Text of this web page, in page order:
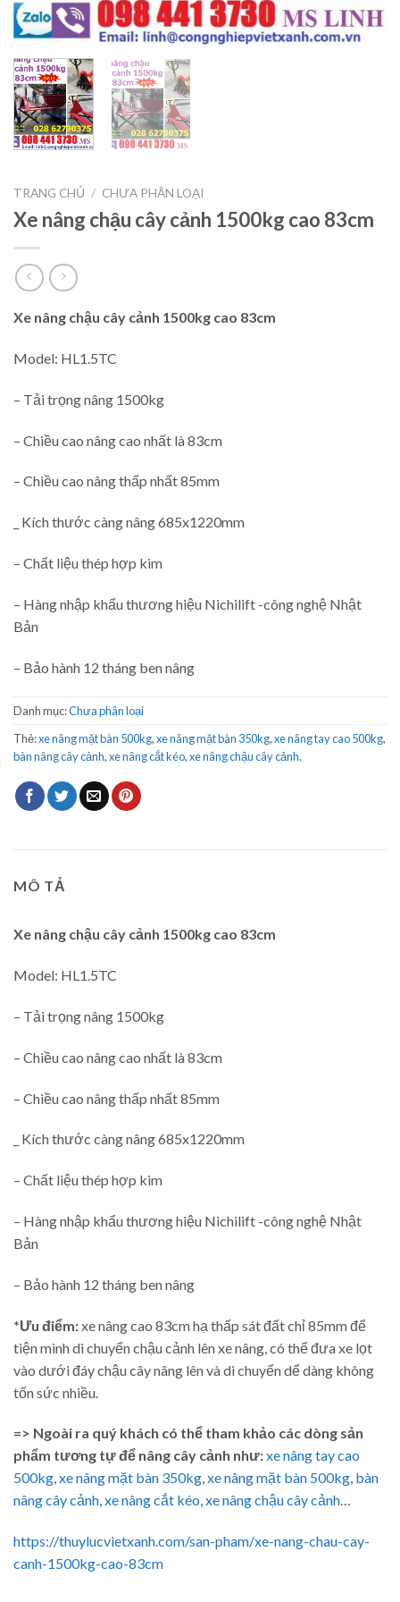
TRANG CHỦ / CHƯA PHÂN LOẠI
Xe nâng chậu cây cảnh 1500kg cao 83cm
Xe nâng chậu cây cảnh 1500kg cao 83cm
Model: HL1.5TC
– Tải trọng nâng 1500kg
– Chiều cao nâng cao nhất là 83cm
– Chiều cao nâng thấp nhất 85mm
_ Kích thước càng nâng 685x1220mm
– Chất liệu thép hợp kim
– Hàng nhập khẩu thương hiệu Nichilift -công nghệ Nhật
Bản
– Bảo hành 12 tháng ben nâng
Danh mục:Chưa phân loại
Thẻ:xe nâng mặt bàn 500kg,xe nâng mặt bàn 350kg,xe nâng tay cao 500kg,
bàn nâng cây cảnh,xe nâng cắt kéo,xe nâng chậu cây cảnh.
MÔ TẢ
Xe nâng chậu cây cảnh 1500kg cao 83cm
Model: HL1.5TC
– Tải trọng nâng 1500kg
– Chiều cao nâng cao nhất là 83cm
– Chiều cao nâng thấp nhất 85mm
_ Kích thước càng nâng 685x1220mm
– Chất liệu thép hợp kim
– Hàng nhập khẩu thương hiệu Nichilift -công nghệ Nhật
Bản
– Bảo hành 12 tháng ben nâng
*Ưu điểm:xe nâng cao 83cm hạ thấp sát đất chỉ 85mm để
tiện mình di chuyển chậu cảnh lên xe nâng, có thể đưa xe lọt
vào dưới đáy chậu cây nâng lên và di chuyển dể dàng không
tốn sức nhiều.
=> Ngoài ra quý khách có thể tham khảo các dòng sản
phẩm tương tự để nâng cây cảnh như:xe nâng tay cao
500kg,xe nâng mặt bàn 350kg,xe nâng mặt bàn 500kg, bàn
nâng cây cảnh,xe nâng cắt kéo,xe nâng chậu cây cảnh…
https://thuylucvietxanh.com/san-pham/xe-nang-chau-cay-
canh-1500kg-cao-83cm